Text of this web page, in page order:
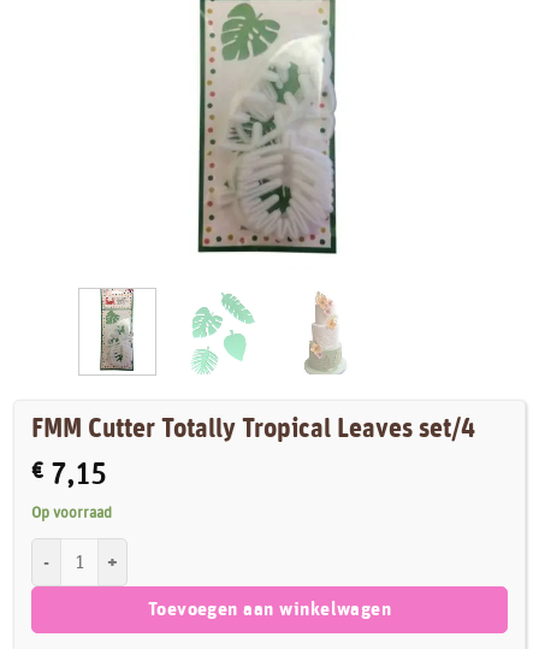
FMM Cutter Totally Tropical Leaves set/4
€ 7,15
Op voorraad
Toevoegen aan winkelwagen